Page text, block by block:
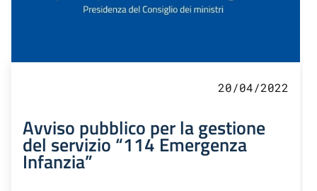
20/04/2022
Avviso pubblico per la gestione
del servizio “114 Emergenza
Infanzia”